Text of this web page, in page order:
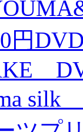
円